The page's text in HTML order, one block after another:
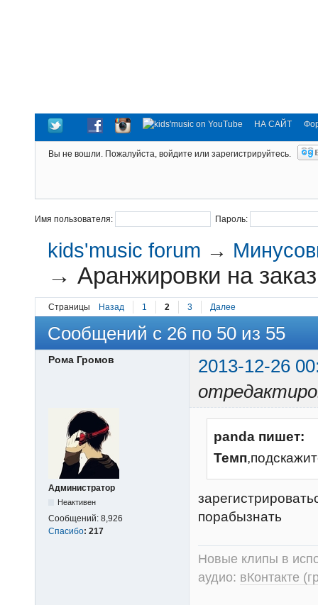
НА САЙТ
Вы не вошли. Пожалуйста, войдите или зарегистрируйтесь.
Имя пользователя: Пароль:
kids'music forum →
→Аранжировки на
Страницы Назад 1 2 3 Далее
Сообщений с 26 по 50 из 55
Рома Громов
2013-12-26
Администратор
Неактивен
Сообщений: 8,926
Спасибо: 217
panda пишет:
Темп
порабызнать
Новые клипы в
аудио: вКонтакте